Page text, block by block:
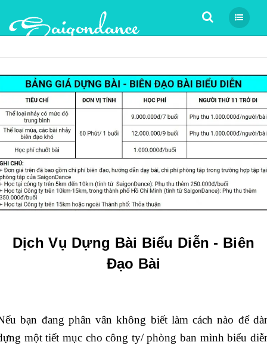
Tìm kiếm
Dịch Vụ Dựng Bài Biểu Diễn - Biên
Đạo Bài
bạn đang phân vân không biết làm cách nào để
một tiết mục cho công ty/ phòng ban mình biểu